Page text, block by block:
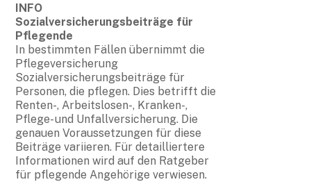
INFO
Sozialversicherungsbeiträge für
Pflegende
In bestimmten Fällen übernimmt die
Pflegeversicherung
Sozialversicherungsbeiträge für
Personen, die pflegen. Dies betrifft die
Renten-, Arbeitslosen-, Kranken-,
Pflege- und Unfallversicherung. Die
genauen Voraussetzungen für diese
Beiträge variieren. Für detailliertere
Informationen wird auf den Ratgeber
für pflegende Angehörige verwiesen.